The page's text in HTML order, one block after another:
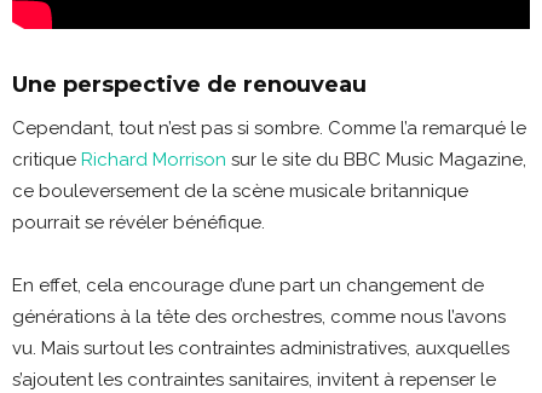
Une perspective de renouveau
Cependant, tout n’est pas si sombre. Comme l’a remarqué le
critique Richard Morrison sur le site du BBC Music Magazine,
ce bouleversement de la scène musicale britannique
pourrait se révéler bénéfique.
En effet, cela encourage d’une part un changement de
générations à la tête des orchestres, comme nous l’avons
vu. Mais surtout les contraintes administratives, auxquelles
s’ajoutent les contraintes sanitaires, invitent à repenser le